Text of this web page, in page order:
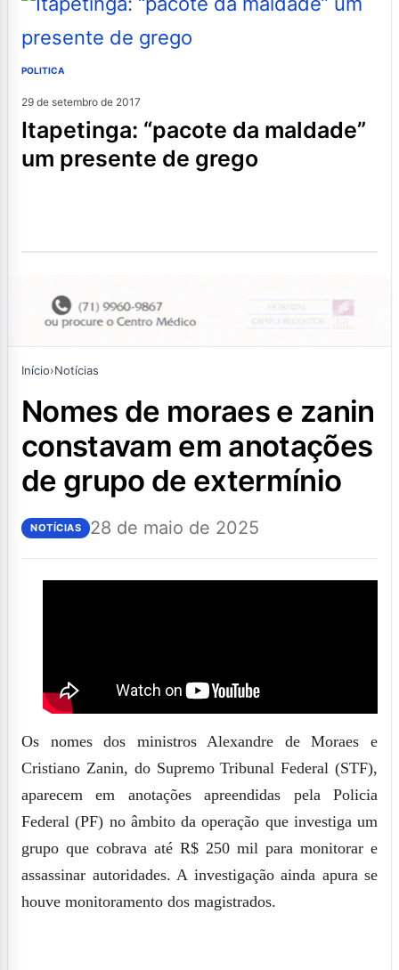
POLITICA
29 de setembro de 2017
itapetinga: “pacote da maldade”
um presente de grego
Início›Notícias
nomes de moraes e zanin
constavam em anotações
de grupo de extermínio
NOTÍCIAS 28 de maio de 2025
Os nomes dos ministros Alexandre de Moraes e
Cristiano Zanin, do Supremo Tribunal Federal (STF),
aparecem em anotações apreendidas pela Policia
Federal (PF) no âmbito da operação que investiga um
grupo que cobrava até R$ 250 mil para monitorar e
assassinar autoridades. A investigação ainda apura se
houve monitoramento dos magistrados.